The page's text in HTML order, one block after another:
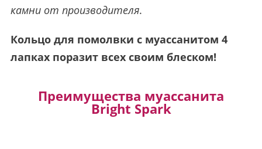
камни от производителя.
Кольцо для помолвки с муассанитом 4
лапках поразит всех своим блеском!
Преимущества муассанита
Bright Spark